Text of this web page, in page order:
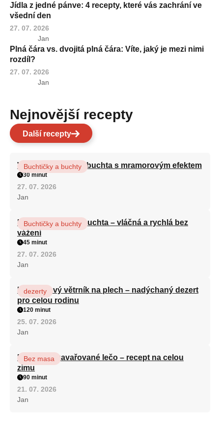
Jídla z jedné pánve: 4 recepty, které vás zachrání ve
všední den
27. 07. 2026
Jan
Plná čára vs. dvojitá plná čára: Víte, jaký je mezi nimi
rozdíl?
27. 07. 2026
Jan
Nejnovější recepty
Další recepty
Vláčná olejová litá buchta s mramorovým efektem
Buchtičky a buchty
30 minut
27. 07. 2026
Jan
Hrnková maková buchta – vláčná a rychlá bez
vážení
Buchtičky a buchty
45 minut
27. 07. 2026
Jan
Karamelový větrník na plech – nadýchaný dezert
pro celou rodinu
dezerty
120 minut
25. 07. 2026
Jan
Babiččino zavařované lečo – recept na celou
zimu
Bez masa
90 minut
21. 07. 2026
Jan